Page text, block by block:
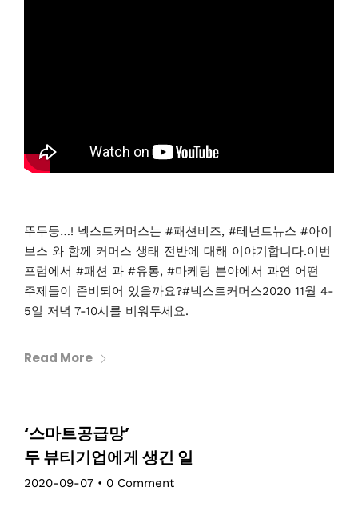
뚜두둥…! 넥스트커머스는 #패션비즈, #테넌트뉴스 #아이
보스 와 함께 커머스 생태 전반에 대해 이야기합니다.이번
포럼에서 #패션 과 #유통, #마케팅 분야에서 과연 어떤
주제들이 준비되어 있을까요?#넥스트커머스2020 11월 4-
5일 저녁 7-10시를 비워두세요.
Read More
‘스마트공급망’
두 뷰티기업에게 생긴 일
2020-09-07 • 0 Comment